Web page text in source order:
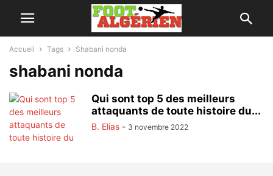
Accueil Tags Shabani nonda
shabani nonda
Qui sont top 5 des meilleurs
attaquants de toute histoire du...
B. Elias - 3 novembre 2022